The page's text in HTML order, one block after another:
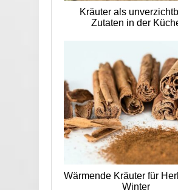
Kräuter als
Zutaten in der
Wärmende Kräuter für
Winter